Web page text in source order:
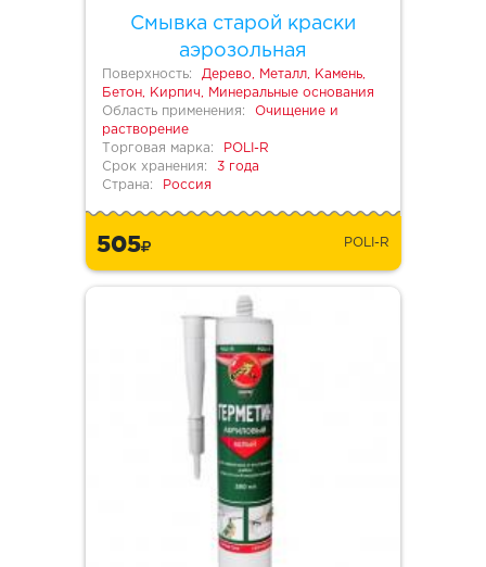
Смывка старой краски
аэрозольная
Поверхность:
Дерево, Металл, Камень,
Бетон, Кирпич, Минеральные основания
Область применения:
Очищение и
растворение
Торговая марка:
POLI-R
Срок хранения:
3 года
Страна:
Россия
505 POLI-R